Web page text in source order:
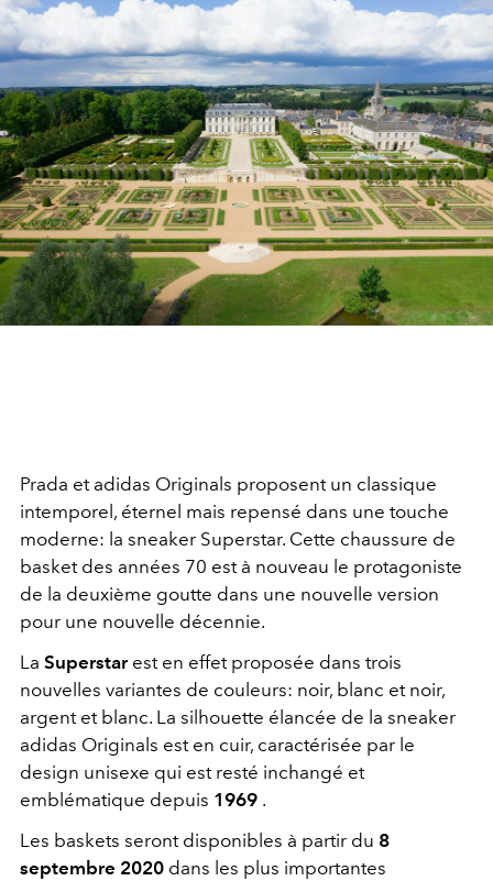
Prada et adidas Originals proposent un classique
intemporel, éternel mais repensé dans une touche
moderne: la sneaker Superstar. Cette chaussure de
basket des années 70 est à nouveau le protagoniste
de la deuxième goutte dans une nouvelle version
pour une nouvelle décennie.
La Superstarest en effet proposée dans trois
nouvelles variantes de couleurs: noir, blanc et noir,
argent et blanc. La silhouette élancée de la sneaker
adidas Originals est en cuir, caractérisée par le
design unisexe qui est resté inchangé et
emblématique depuis 1969 .
Les baskets seront disponibles à partir du 8
septembre 2020 dans les plus importantes